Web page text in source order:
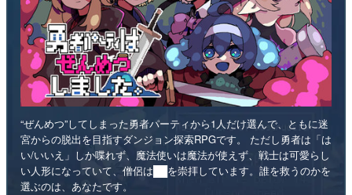
“ぜんめつ”してしまった勇者パーティから1人だけ選んで、ともに迷
宮からの脱出を目指すダンジョン探索RPGです。 ただし勇者は「は
い/いいえ」しか喋れず、魔法使いは魔法が使えず、戦士は可愛らし
い人形になっていて、僧侶は██を崇拝しています。誰を救うのかを
選ぶのは、あなたです。